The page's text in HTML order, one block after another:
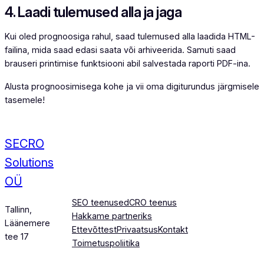
4. Laadi tulemused alla ja jaga
Kui oled prognoosiga rahul, saad tulemused alla laadida HTML-
failina, mida saad edasi saata või arhiveerida. Samuti saad
brauseri printimise funktsiooni abil salvestada raporti PDF-ina.
Alusta prognoosimisega kohe ja vii oma digiturundus järgmisele
tasemele!
SECRO
Solutions
OÜ
Tallinn,
Läänemere
tee 17
SEO teenusedCRO teenus
Hakkame partneriks
EttevõttestPrivaatsusKontakt
Toimetuspoliitika